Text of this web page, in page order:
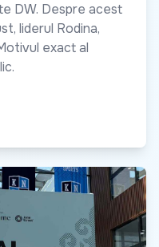
DW. Despre acest
liderul Rodina,
exact al